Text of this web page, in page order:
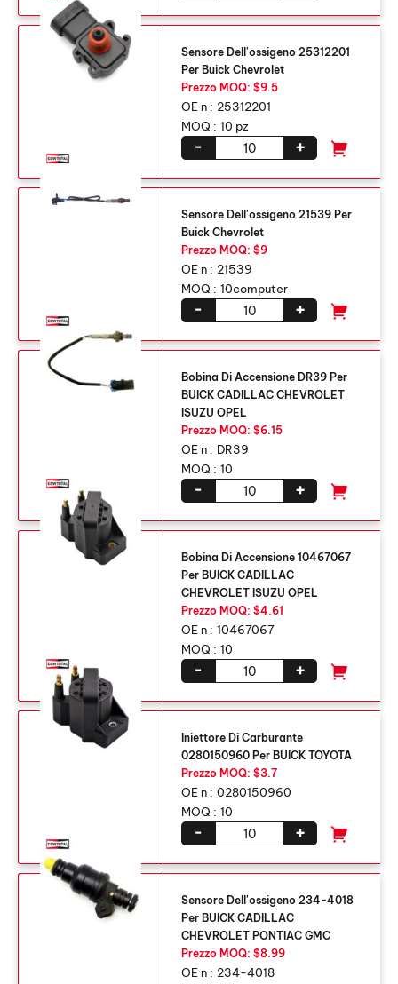
Sensore Dell'ossigeno 25312201
Per Buick Chevrolet
Prezzo MOQ: $9.5
OE n : 25312201
MOQ : 10 pz
+
-
Sensore Dell'ossigeno 21539 Per
Buick Chevrolet
Prezzo MOQ: $9
OE n : 21539
MOQ : 10computer
+
-
Bobina Di Accensione DR39 Per
BUICK CADILLAC CHEVROLET
ISUZU OPEL
Prezzo MOQ: $6.15
OE n : DR39
MOQ : 10
+
-
Bobina Di Accensione 10467067
Per BUICK CADILLAC
CHEVROLET ISUZU OPEL
Prezzo MOQ: $4.61
OE n : 10467067
MOQ : 10
+
-
Iniettore Di Carburante
0280150960 Per BUICK TOYOTA
Prezzo MOQ: $3.7
OE n : 0280150960
MOQ : 10
+
-
Sensore Dell'ossigeno 234-4018
Per BUICK CADILLAC
CHEVROLET PONTIAC GMC
Prezzo MOQ: $8.99
OE n : 234-4018